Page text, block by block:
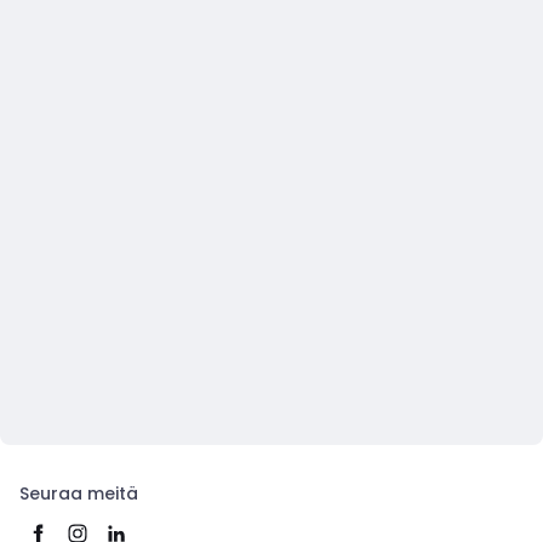
Seuraa meitä